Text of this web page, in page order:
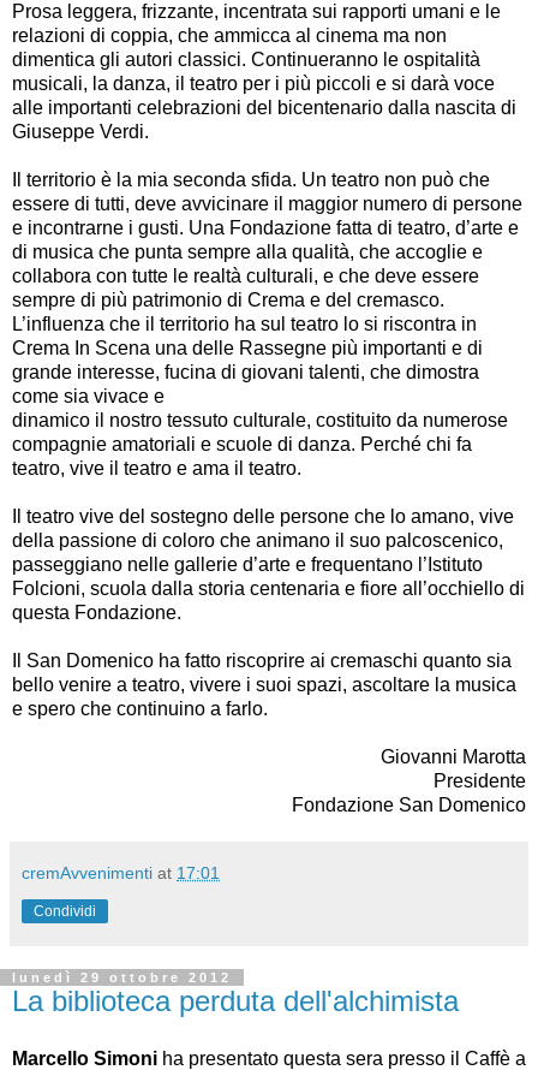
Prosa leggera, frizzante, incentrata sui rapporti umani e le
relazioni di coppia, che ammicca al cinema ma non
dimentica gli autori classici. Continueranno le ospitalità
musicali, la danza, il teatro per i più piccoli e si darà voce
alle importanti celebrazioni del bicentenario dalla nascita di
Giuseppe Verdi.
Il territorio è la mia seconda sfida. Un teatro non può che
essere di tutti, deve avvicinare il maggior numero di persone
e incontrarne i gusti. Una Fondazione fatta di teatro, d’arte e
di musica che punta sempre alla qualità, che accoglie e
collabora con tutte le realtà culturali, e che deve essere
sempre di più patrimonio di Crema e del cremasco.
L’influenza che il territorio ha sul teatro lo si riscontra in
Crema In Scena una delle Rassegne più importanti e di
grande interesse, fucina di giovani talenti, che dimostra
come sia vivace e
dinamico il nostro tessuto culturale, costituito da numerose
compagnie amatoriali e scuole di danza. Perché chi fa
teatro, vive il teatro e ama il teatro.
Il teatro vive del sostegno delle persone che lo amano, vive
della passione di coloro che animano il suo palcoscenico,
passeggiano nelle gallerie d’arte e frequentano l’Istituto
Folcioni, scuola dalla storia centenaria e fiore all’occhiello di
questa Fondazione.
Il San Domenico ha fatto riscoprire ai cremaschi quanto sia
bello venire a teatro, vivere i suoi spazi, ascoltare la musica
e spero che continuino a farlo.
Giovanni Marotta
Presidente
Fondazione San Domenico
cremAvvenimenti at 17:01
Condividi
lunedì 29 ottobre 2012
La biblioteca perduta dell'alchimista
Marcello Simoni ha presentato questa sera presso il Caffè a